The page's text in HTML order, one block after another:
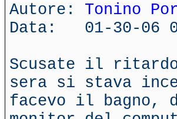
Autore: Tonino
Data: 01-30-06
Scusate il
sera si stava
facevo il bagno,